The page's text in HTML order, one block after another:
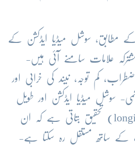
کے مطابق، سوشل میڈیا ایڈکشن کے
علامات سامنے آئی ہیں-
کم توجہ، نیند کی خرابی اور
سوشل میڈیا ایڈکشن اور طویل
مدتی مطالعہ (longitudinal) تحقیق بتاتی ہے کہ ان
کے ساتھ مستقل رہ سکتا ہے-